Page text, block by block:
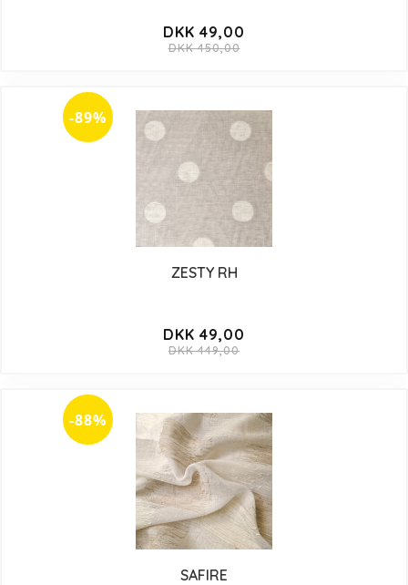
DKK 49,00
DKK 450,00
-89%
ZESTY RH
DKK 49,00
DKK 449,00
-88%
SAFIRE